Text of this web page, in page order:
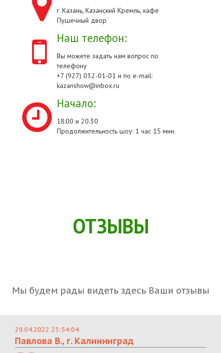
г. Казань, Казанский Кремль, кафе
Пушечный двор
Наш телефон:
Вы можете задать нам вопрос по
телефону
+7 (927) 032-01-01 и по e-mail:
kazanshow@inbox.ru
Начало:
18:00 и 20.30
Продолжительность шоу: 1 час 15 мин.
ОТЗЫВЫ
Мы будем рады видеть здесь Ваши отзывы
29.04.2022 23:54:04
Павлова В., г. Калининград